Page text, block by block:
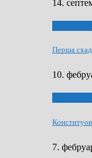
14.
Перша
10.
7.